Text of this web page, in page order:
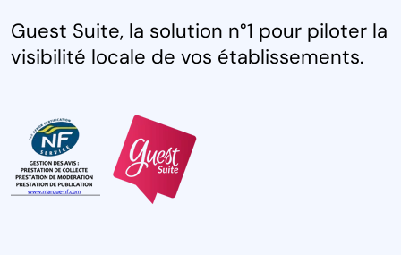
Guest Suite, la solution n°1 pour piloter la
visibilité locale de vos établissements.